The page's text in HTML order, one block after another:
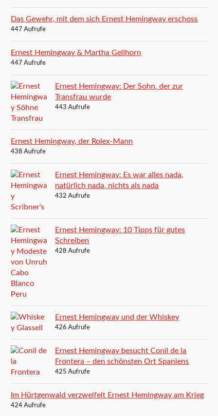
Das Gewehr, mit dem sich Ernest Hemingway erschoss
447 Aufrufe
Ernest Hemingway & Martha Gellhorn
447 Aufrufe
Ernest Hemingway: Der Sohn, der zur
Transfrau wurde
443 Aufrufe
Ernest Hemingway, der Rolex-Mann
438 Aufrufe
Ernest Hemingway: Es war alles nada,
natürlich nada, nichts als nada
432 Aufrufe
Ernest Hemingway: 10 Tipps für gutes
Schreiben
428 Aufrufe
Ernest Hemingway und der Whiskey
426 Aufrufe
Ernest Hemingway besucht Conil de la
Frontera – den schönsten Ort Spaniens
425 Aufrufe
Im Hürtgenwald verzweifelt Ernest Hemingway am Krieg
424 Aufrufe